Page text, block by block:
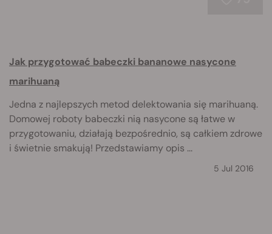
Jak przygotować babeczki bananowe nasycone
marihuaną
Jedna z najlepszych metod delektowania się marihuaną.
Domowej roboty babeczki nią nasycone są łatwe w
przygotowaniu, działają bezpośrednio, są całkiem zdrowe
i świetnie smakują! Przedstawiamy opis ...
5 Jul 2016